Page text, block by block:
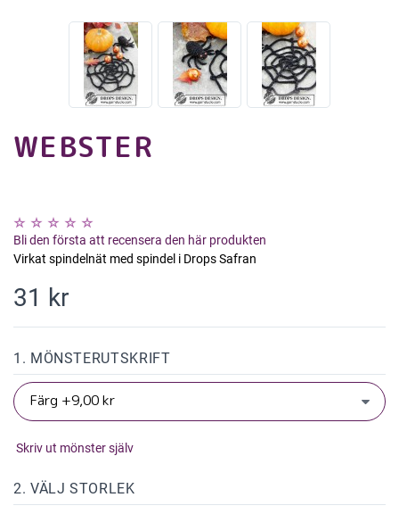
WEBSTER
Bli den första att recensera den här produkten
Virkat spindelnät med spindel i Drops Safran
31 kr
1. MÖNSTERUTSKRIFT
Skriv ut mönster själv
2. VÄLJ STORLEK